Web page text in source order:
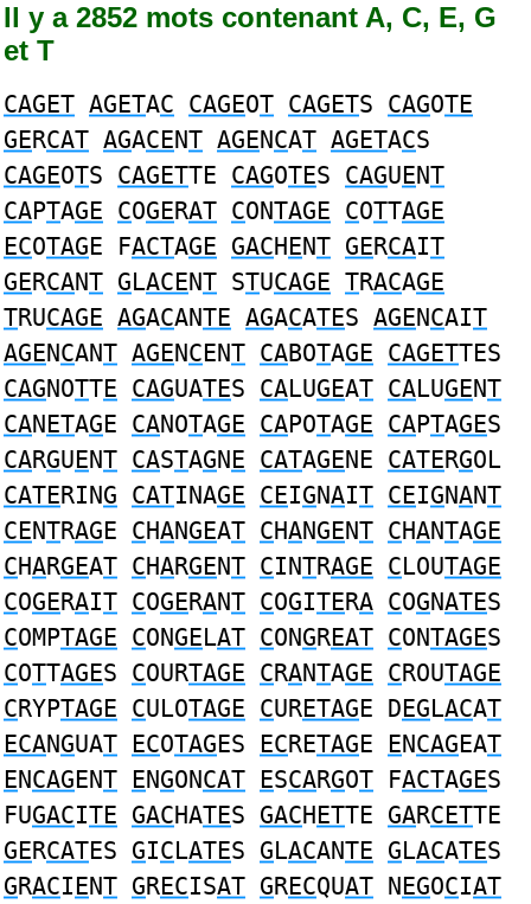
Il y a 2852 mots contenant A, C, E, G
et T
CAGET AGETAC CAGEOT CAGETS CAGOTE
GERCAT AGACENT AGENCAT AGETACS
CAGEOTS CAGETTE CAGOTES CAGUENT
CAPTAGE COGERAT CONTAGE COTTAGE
ECOTAGE FACTAGE GACHENT GERCAIT
GERCANT GLACENT STUCAGE TRACAGE
TRUCAGE AGACANTE AGACATES AGENCAIT
AGENCANT AGENCENT CABOTAGE CAGETTES
CAGNOTTE CAGUATES CALUGEAT CALUGENT
CANETAGE CANOTAGE CAPOTAGE CAPTAGES
CARGUENT CASTAGNE CATAGENE CATERGOL
CATERING CATINAGE CEIGNAIT CEIGNANT
CENTRAGE CHANGEAT CHANGENT CHANTAGE
CHARGEAT CHARGENT CINTRAGE CLOUTAGE
COGERAIT COGERANT COGITERA COGNATES
COMPTAGE CONGELAT CONGREAT CONTAGES
COTTAGES COURTAGE CRANTAGE CROUTAGE
CRYPTAGE CULOTAGE CURETAGE DEGLACAT
ECANGUAT ECOTAGES ECRETAGE ENCAGEAT
ENCAGENT ENGONCAT ESCARGOT FACTAGES
FUGACITE GACHATES GACHETTE GARCETTE
GERCATES GICLATES GLACANTE GLACATES
GRACIENT GRECISAT GRECQUAT NEGOCIAT